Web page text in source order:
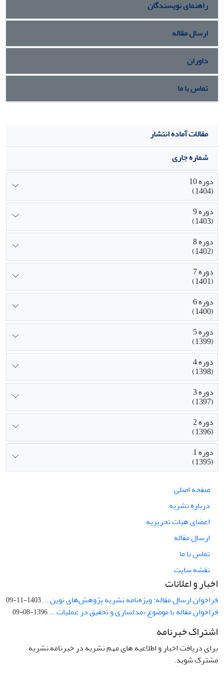
گردید و نتایج مدل سیستم خبره فازی در بعد زمان نیز مورد تأیید
قرار گرفت.
راهنمای نویسندگان
ارسال مقاله
داوران
تماس با ما
مقالات آماده انتشار
شماره جاری
دوره 10
(1404)
دوره 9
(1403)
دوره 8
(1402)
دوره 7
(1401)
دوره 6
(1400)
دوره 5
(1399)
دوره 4
(1398)
دوره 3
(1397)
دوره 2
(1396)
دوره 1
(1395)
صفحه اصلی
درباره نشریه
اعضای هیات تحریریه
ارسال مقاله
تماس با ما
نقشه سایت
اخبار و اعلانات
فراخوان ارسال مقاله: ویژه‌نامه نشریه پژوهش‌های نوین ...1403-11-09
فراخوان مقاله با موضوع «مدلسازی و تحقیق در عملیات ...1396-08-09
اشتراک خبرنامه
برای دریافت اخبار و اطلاعیه های مهم نشریه در خبرنامه نشریه
مشترک شوید.